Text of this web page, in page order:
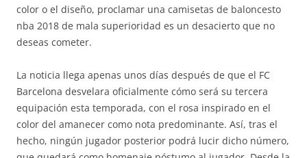
color o el diseño, proclamar una camisetas de baloncesto
nba 2018 de mala superioridad es un desacierto que no
deseas cometer.
La noticia llega apenas unos días después de que el FC
Barcelona desvelara oficialmente cómo será su tercera
equipación esta temporada, con el rosa inspirado en el
color del amanecer como nota predominante. Así, tras el
hecho, ningún jugador posterior podrá lucir dicho número,